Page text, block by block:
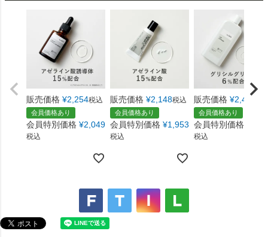
販売価格 ¥ 2,254
会員価格あり
会員特別価格 ¥2,049
税込
販売価格 2,148
会員価格あり
会員特別価格 ¥1,953
税込
販売価格 2,468
会員価格あり
会員特別価格
税込